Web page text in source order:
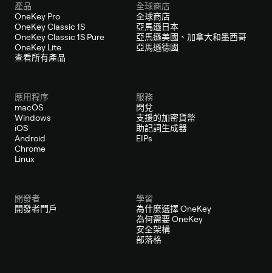
產品
OneKey Pro
OneKey Classic 1S
OneKey Classic 1S Pure
OneKey Lite
查看所有產品
全球商店
全球商店
亞馬遜日本
亞馬遜美國、加拿大和墨西哥
亞馬遜德國
應用程序
macOS
Windows
iOS
Android
Chrome
Linux
服務
閃兌
支援的加密貨幣
助記詞生成器
EIPs
開發者
開發者門戶
學習
為什麼選擇 OneKey
為何需要 OneKey
安全架構
部落格